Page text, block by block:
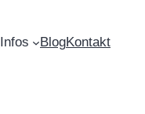
Infos BlogKontakt